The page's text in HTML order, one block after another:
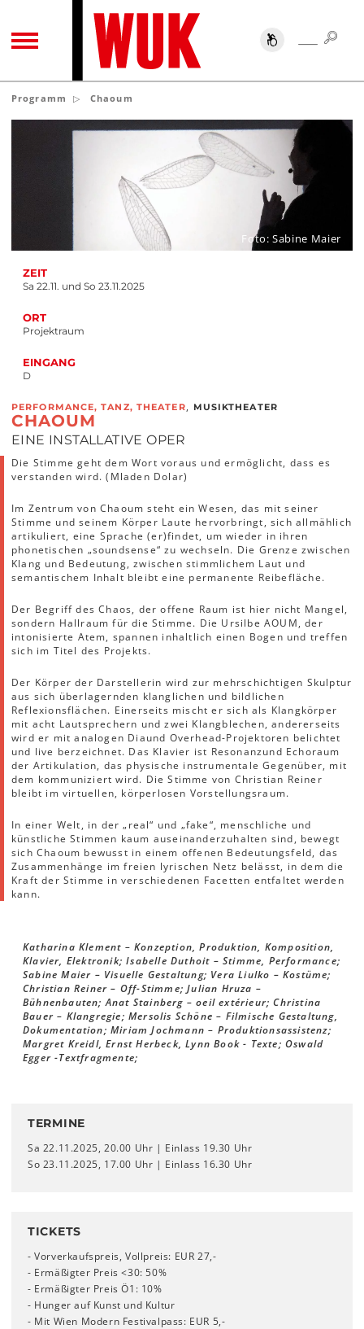
TOGGLE NAVIGATION SUCHE
Programm Chaoum
ZEIT
Sa 22.11. und So 23.11.2025
ORT
Projektraum
EINGANG
D
Foto: Sabine Maier
PERFORMANCE, TANZ, THEATER, MUSIKTHEATER
CHAOUM
EINE INSTALLATIVE OPER
Die Stimme geht dem Wort voraus und ermöglicht, dass es
verstanden wird. (Mladen Dolar)
Im Zentrum von Chaoum steht ein Wesen, das mit seiner
Stimme und seinem Körper Laute hervorbringt, sich allmählich
artikuliert, eine Sprache (er)findet, um wieder in ihren
phonetischen „soundsense“ zu wechseln. Die Grenze zwischen
Klang und Bedeutung, zwischen stimmlichem Laut und
semantischem Inhalt bleibt eine permanente Reibefläche.
Der Begriff des Chaos, der offene Raum ist hier nicht Mangel,
sondern Hallraum für die Stimme. Die Ursilbe AOUM, der
intonisierte Atem, spannen inhaltlich einen Bogen und treffen
sich im Titel des Projekts.
Der Körper der Darstellerin wird zur mehrschichtigen Skulptur
aus sich überlagernden klanglichen und bildlichen
Reflexionsflächen. Einerseits mischt er sich als Klangkörper
mit acht Lautsprechern und zwei Klangblechen, andererseits
wird er mit analogen Diaund Overhead-Projektoren belichtet
und live berzeichnet. Das Klavier ist Resonanzund Echoraum
der Artikulation, das physische instrumentale Gegenüber, mit
dem kommuniziert wird. Die Stimme von Christian Reiner
bleibt im virtuellen, körperlosen Vorstellungsraum.
In einer Welt, in der „real“ und „fake“, menschliche und
künstliche Stimmen kaum auseinanderzuhalten sind, bewegt
sich Chaoum bewusst in einem offenen Bedeutungsfeld, das
Zusammenhänge im freien lyrischen Netz belässt, in dem die
Kraft der Stimme in verschiedenen Facetten entfaltet werden
kann.
Katharina Klement – Konzeption, Produktion, Komposition,
Klavier, Elektronik; Isabelle Duthoit – Stimme, Performance;
Sabine Maier – Visuelle Gestaltung; Vera Liulko – Kostüme;
Christian Reiner – Off-Stimme; Julian Hruza –
Bühnenbauten; Anat Stainberg – oeil extérieur; Christina
Bauer – Klangregie; Mersolis Schöne – Filmische Gestaltung,
Dokumentation; Miriam Jochmann – Produktionsassistenz;
Margret Kreidl, Ernst Herbeck, Lynn Book - Texte; Oswald
Egger -Textfragmente;
TERMINE
Sa 22.11.2025, 20.00 Uhr | Einlass 19.30 Uhr
So 23.11.2025, 17.00 Uhr | Einlass 16.30 Uhr
TICKETS
- Vorverkaufspreis, Vollpreis: EUR 27,-
- Ermäßigter Preis <30: 50%
- Ermäßigter Preis Ö1: 10%
- Hunger auf Kunst und Kultur
- Mit Wien Modern Festivalpass: EUR 5,-